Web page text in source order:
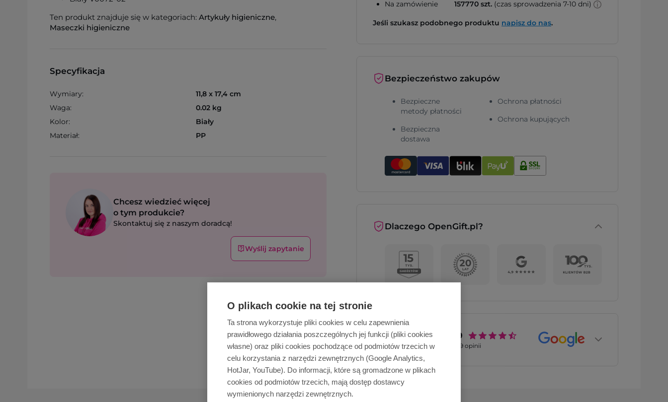
O plikach cookie na tej stronie
Ta strona wykorzystuje pliki cookies w celu zapewnienia
prawidłowego działania poszczególnych jej funkcji (pliki cookies
własne) oraz pliki cookies pochodzące od podmiotów trzecich w
celu korzystania z narzędzi zewnętrznych (Google Analytics,
HotJar, YouTube). Do informacji, które są gromadzone w plikach
cookies od podmiotów trzecich, mają dostęp dostawcy
wymienionych narzędzi zewnętrznych.
Ten produkt znajduje się w kategoriach: Artykuły higieniczne,
Maseczki higieniczne
Specyfikacja
Wymiary:
11,8 x 17,4 cm
Waga:
0.02 kg
Kolor:
Biały
Materiał:
PP
Chcesz wiedzieć więcej
o tym produkcie?
Skontaktuj się z naszym doradcą!
Wyślij zapytanie
Na zamówienie
157770 szt.(czas sprowadzenia 7-10 dni)
Jeśli szukasz podobnego produktu napisz do nas.
Bezpieczeństwo zakupów
Bezpieczne
metody płatności
Bezpieczna
dostawa
Ochrona płatności
Ochrona kupujących
Dlaczego OpenGift.pl?
Opinie o nas 4.9
2769opinii